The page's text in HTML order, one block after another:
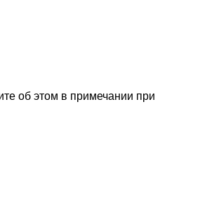
об этом в примечании при